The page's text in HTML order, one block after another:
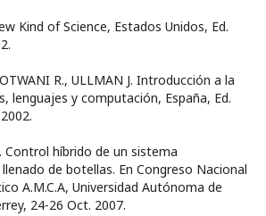
Kind of Science, Estados Unidos, Ed.
R., ULLMAN J. Introducción a la
lenguajes y computación, España, Ed.
Control híbrido de un sistema
de botellas. En Congreso Nacional
A.M.C.A, Universidad Autónoma de
24-26 Oct. 2007.